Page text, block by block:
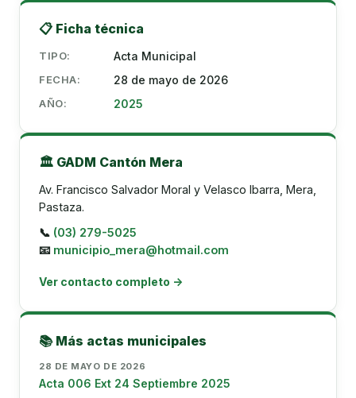
📋 Ficha técnica
TIPO: Acta Municipal
FECHA: 28 de mayo de 2026
AÑO: 2025
🏛️ GADM Cantón Mera
Av. Francisco Salvador Moral y Velasco Ibarra, Mera,
Pastaza.
📞 (03) 279-5025
📧 municipio_mera@hotmail.com
Ver contacto completo →
📚 Más actas municipales
28 DE MAYO DE 2026
Acta 006 Ext 24 Septiembre 2025